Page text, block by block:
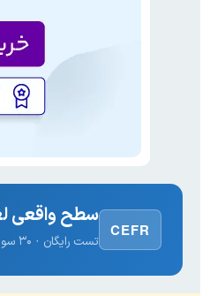
CEFR
سطح واقعی
تست رایگان · ۳۰ سوال · نتیجه فوری